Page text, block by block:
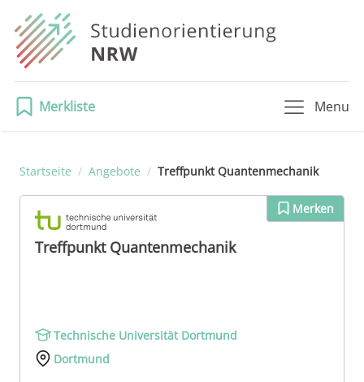
Merkliste Menu
Startseite / Angebote / Treffpunkt Quan­ten­me­cha­nik
Merken
Treffpunkt Quan­ten­me­cha­nik
Technische Universität Dortmund
Dortmund